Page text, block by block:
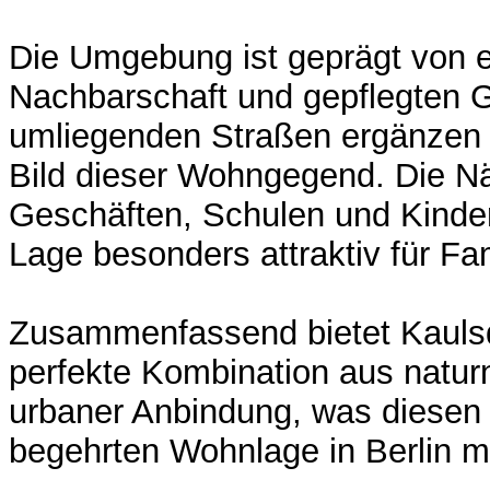
Die Umgebung ist geprägt von
Nachbarschaft und gepflegten
umliegenden Straßen
Bild dieser Wohngegend. Die
Geschäften, Schulen und
Lage besonders attraktiv für
Zusammenfassend bietet
perfekte Kombination aus
urbaner Anbindung, was
begehrten Wohnlage in Berlin